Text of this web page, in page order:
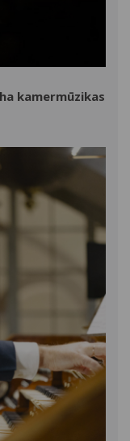
kamermūzikas